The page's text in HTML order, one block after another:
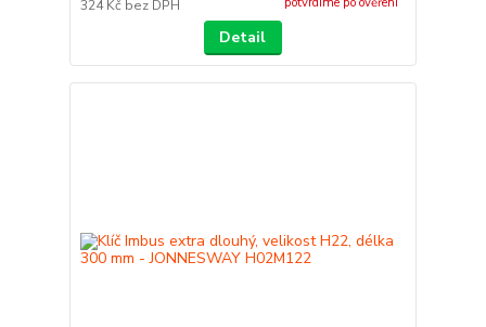
324 Kč bez DPH
Detail